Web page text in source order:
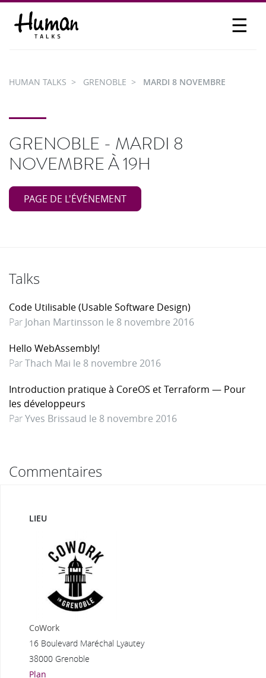
☰
PARTICIPER
HUMAN TALKS GRENOBLE MARDI 8 NOVEMBRE
GRENOBLE - MARDI 8
NOVEMBRE À 19H
PAGE DE L'ÉVÉNEMENT
Talks
Code Utilisable (Usable Software Design)
Par Johan Martinsson le 8 novembre 2016
Hello WebAssembly!
ParThach Mai le 8 novembre 2016
Introduction pratique à CoreOS et Terraform — Pour
les développeurs
ParYves Brissaud le 8 novembre 2016
Commentaires
LIEU
CoWork
16 Boulevard Maréchal Lyautey
38000 Grenoble
Plan